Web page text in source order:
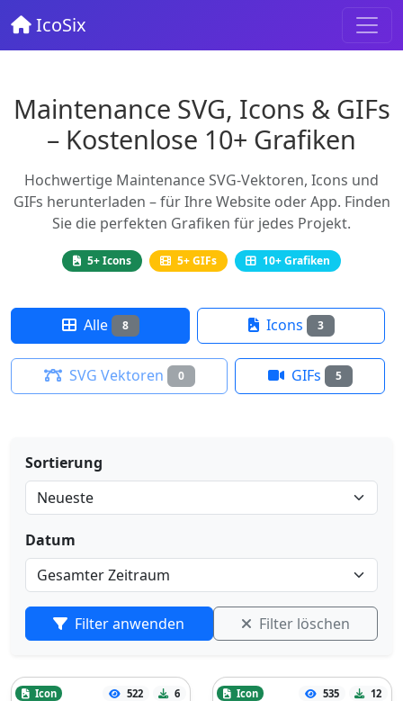
IcoSix
Maintenance SVG, Icons & GIFs
– Kostenlose 10+ Grafiken
Hochwertige Maintenance SVG-Vektoren, Icons und
GIFs herunterladen – für Ihre Website oder App. Finden
Sie die perfekten Grafiken für jedes Projekt.
5+ Icons 5+ GIFs 10+ Grafiken
Alle 8 Icons 3
SVG Vektoren 0 GIFs 5
Sortierung
Datum
Filter anwenden Filter löschen
Icon 522 6 Icon 535 12